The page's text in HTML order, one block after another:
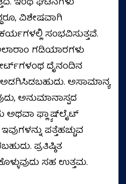
ವಿಶೇಷವಾಗಿ
ಸಂಭವಿಸುತ್ತವೆ.
ಗಡಿಯಾರಗಳು
ದೈನಂದಿನ
ಅಡಗಿಸಿಡಬಹುದು. ಅಸಾಮಾನ್ಯ
ಅನುಮಾನಾಸ್ಪದ
ಅಥವಾ ಫ್ಲ್ಯಾಷ್‌ಲೈಟ್
ಪತ್ತೆಹಚ್ಚುವ
ಪ್ರತಿಷ್ಠಿತ
ಸಹ ಉತ್ತಮ.